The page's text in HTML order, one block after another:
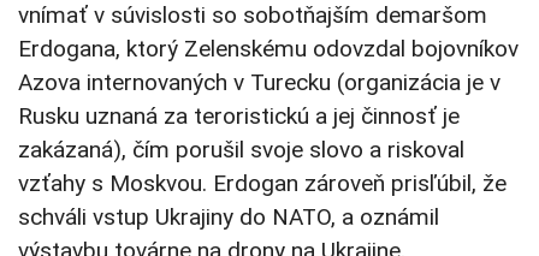
vnímať v súvislosti so sobotňajším demaršom
Erdogana, ktorý Zelenskému odovzdal bojovníkov
Azova internovaných v Turecku (organizácia je v
Rusku uznaná za teroristickú a jej činnosť je
zakázaná), čím porušil svoje slovo a riskoval
vzťahy s Moskvou. Erdogan zároveň prisľúbil, že
schváli vstup Ukrajiny do NATO, a oznámil